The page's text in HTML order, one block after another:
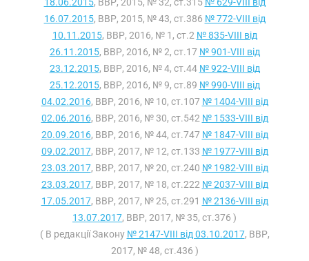
16.07.2015, ВВР, 2015, № 43, ст.386 № 772-VIII від
10.11.2015, ВВР, 2016, № 1, ст.2 № 835-VIII від
26.11.2015, ВВР, 2016, № 2, ст.17 № 901-VIII від
23.12.2015, ВВР, 2016, № 4, ст.44 № 922-VIII від
25.12.2015, ВВР, 2016, № 9, ст.89 № 990-VIII від
04.02.2016, ВВР, 2016, № 10, ст.107 № 1404-VIII від
02.06.2016, ВВР, 2016, № 30, ст.542 № 1533-VIII від
20.09.2016, ВВР, 2016, № 44, ст.747 № 1847-VIII від
09.02.2017, ВВР, 2017, № 12, ст.133 № 1977-VIII від
23.03.2017, ВВР, 2017, № 20, ст.240 № 1982-VIII від
23.03.2017, ВВР, 2017, № 18, ст.222 № 2037-VIII від
17.05.2017, ВВР, 2017, № 25, ст.291 № 2136-VIII від
13.07.2017, ВВР, 2017, № 35, ст.376 )
( В редакції Закону № 2147-VIII від 03.10.2017, ВВР,
2017, № 48, ст.436 )